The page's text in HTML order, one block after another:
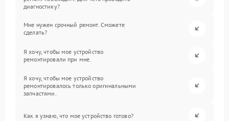
диагностику?
Мне нужен срочный ремонт. Сможете
сделать?
Я хочу, чтобы мое устройство
ремонтировали при мне.
Я хочу, чтобы мое устройство
ремонтировалось только оригинальными
запчастями.
Как я узнаю, что мое устройство готово?